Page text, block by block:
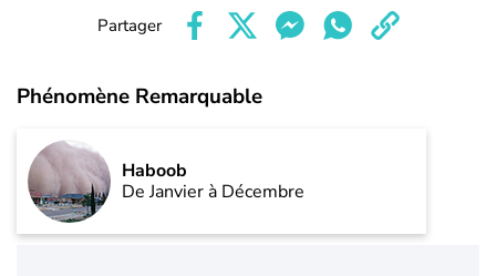
Partager
Phénomène Remarquable
Haboob
De Janvier à Décembre